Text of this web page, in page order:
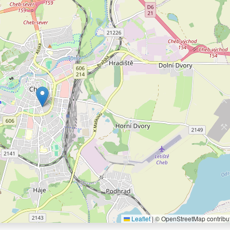
Leaflet|© OpenStreetMap